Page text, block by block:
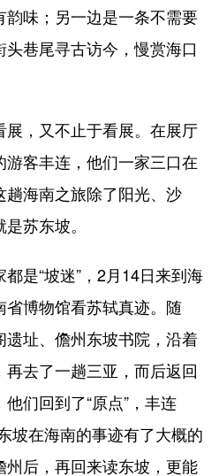
味；另一边是一条不需要
巷尾寻古访今，慢赏海口
，又不止于看展。在展厅
客丰连，他们一家三口在
海南之旅除了阳光、沙
苏东坡。
是“坡迷”，2月14日来到海
博物馆看苏轼真迹。随
址、儋州东坡书院，沿着
去了一趟三亚，而后返回
们回到了“原点”，丰连
坡在海南的事迹有了大概的
后，再回来读东坡，更能